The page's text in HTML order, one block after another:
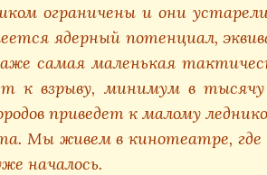
ограничены и они
ядерный потенциал,
самая маленькая
к взрыву, минимум в
приведет к малому
Мы живем в кинотеатре,
началось.